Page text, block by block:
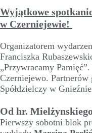
Wyjątkowe
w Czerniejewie!
Organizatorem
Franciszka
„Przywracamy
Czerniejewo.
Spółdzielczy w
Od hr.
Pierwszy sobotni blok